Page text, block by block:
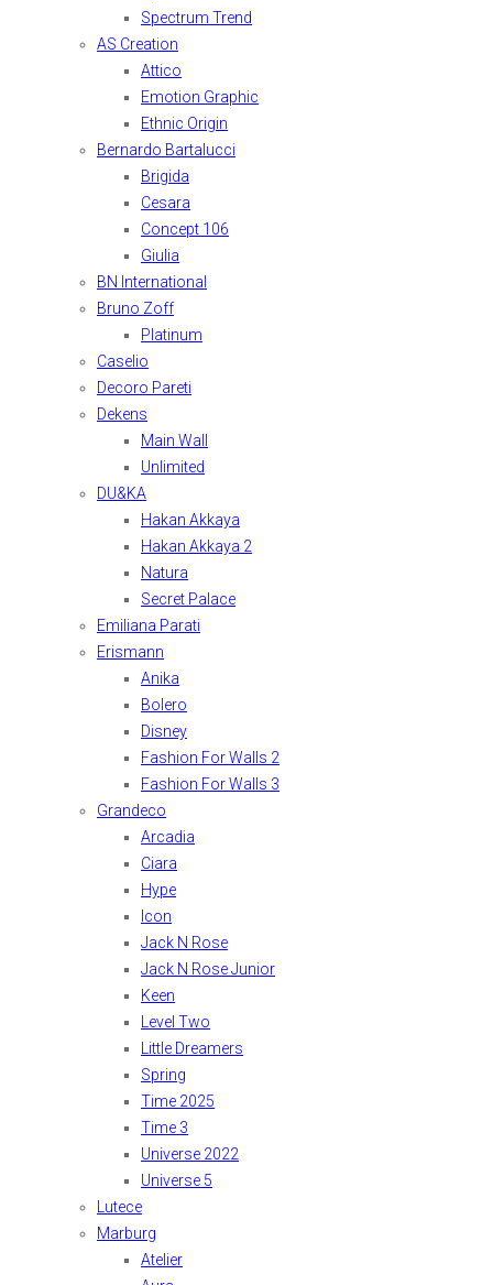
Spectrum Trend
AS Creation
Attico
Emotion Graphic
Ethnic Origin
Bernardo Bartalucci
Brigida
Cesara
Concept 106
Giulia
BN International
Bruno Zoff
Platinum
Caselio
Decoro Pareti
Dekens
Main Wall
Unlimited
DU&KA
Hakan Akkaya
Hakan Akkaya 2
Natura
Secret Palace
Emiliana Parati
Erismann
Anika
Bolero
Disney
Fashion For Walls 2
Fashion For Walls 3
Grandeco
Arcadia
Ciara
Hype
Icon
Jack N Rose
Jack N Rose Junior
Keen
Level Two
Little Dreamers
Spring
Time 2025
Time 3
Universe 2022
Universe 5
Lutece
Marburg
Atelier